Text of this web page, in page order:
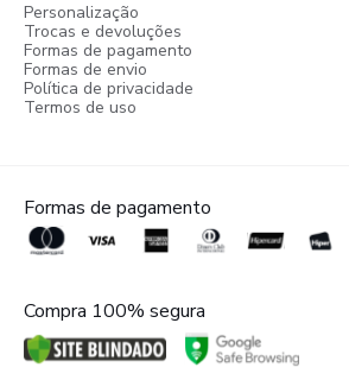
Personalização
Trocas e devoluções
Formas de pagamento
Formas de envio
Política de privacidade
Termos de uso
Formas de pagamento
Compra 100% segura